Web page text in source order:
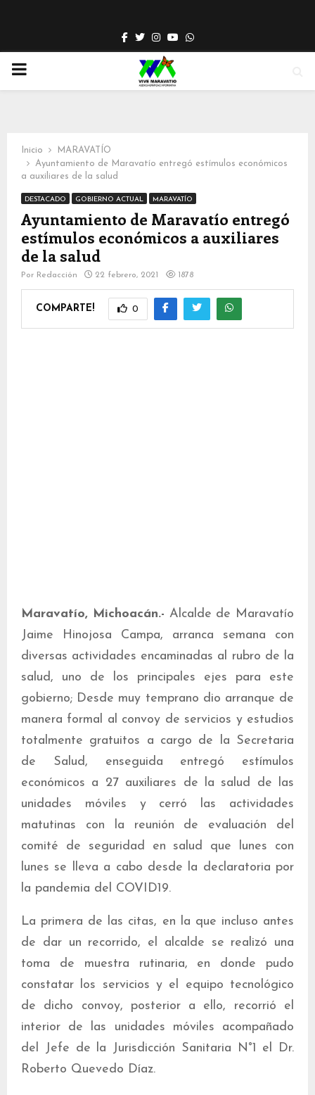
Facebook
TwitterInstagram
YoutubeWhatsapp
PRIMARY
Inicio
MARAVATÍO
Ayuntamiento de Maravatío entregó estímulos económicos
a auxiliares de la salud
DESTACADO GOBIERNO ACTUAL MARAVATÍO
Ayuntamiento de Maravatío entregó
estímulos económicos a auxiliares
de la salud
Por Redacción 22 febrero, 2021 1878
COMPARTE! 0
Maravatío, Michoacán.- Alcalde de Maravatío
Jaime Hinojosa Campa, arranca semana con
diversas actividades encaminadas al rubro de la
salud, uno de los principales ejes para este
gobierno; Desde muy temprano dio arranque de
manera formal al convoy de servicios y estudios
totalmente gratuitos a cargo de la Secretaria
de Salud, enseguida entregó estímulos
económicos a 27 auxiliares de la salud de las
unidades móviles y cerró las actividades
matutinas con la reunión de evaluación del
comité de seguridad en salud que lunes con
lunes se lleva a cabo desde la declaratoria por
la pandemia del COVID19.
La primera de las citas, en la que incluso antes
de dar un recorrido, el alcalde se realizó una
toma de muestra rutinaria, en donde pudo
constatar los servicios y el equipo tecnológico
de dicho convoy, posterior a ello, recorrió el
interior de las unidades móviles acompañado
del Jefe de la Jurisdicción Sanitaria N°1 el Dr.
Roberto Quevedo Díaz.